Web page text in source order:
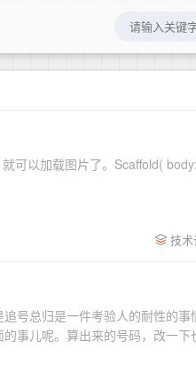
加载图片了。Scaffold( body:
技
号总归是一件考验人的耐性的事
事儿呢。算出来的号码，改一下